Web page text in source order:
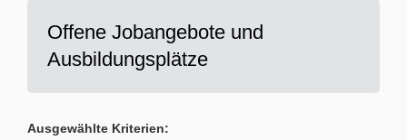
Offene Jobangebote und
Ausbildungsplätze
Ausgewählte Kriterien: